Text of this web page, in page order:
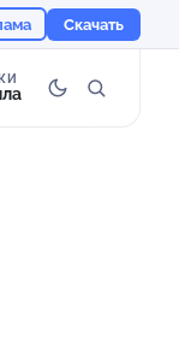
Скачать